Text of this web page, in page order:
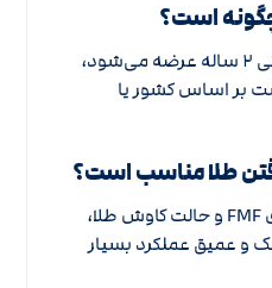
این دستگاه معمولاً با گارانتی ۲ ساله عرضه می‌شود،
بر اساس کشور یا
بله، این دستگاه با تکنولوژی FMF و حالت کاوش طلا،
و عمیق عملکرد بسیار